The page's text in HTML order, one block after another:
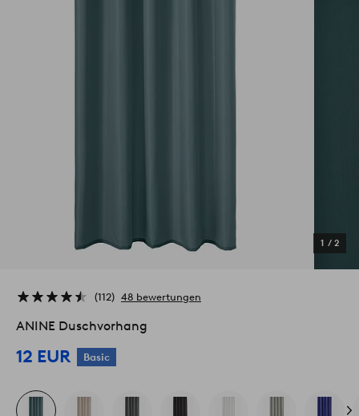
1 / 2
112 48 bewertungen
ANINE Duschvorhang
12 EUR Basic